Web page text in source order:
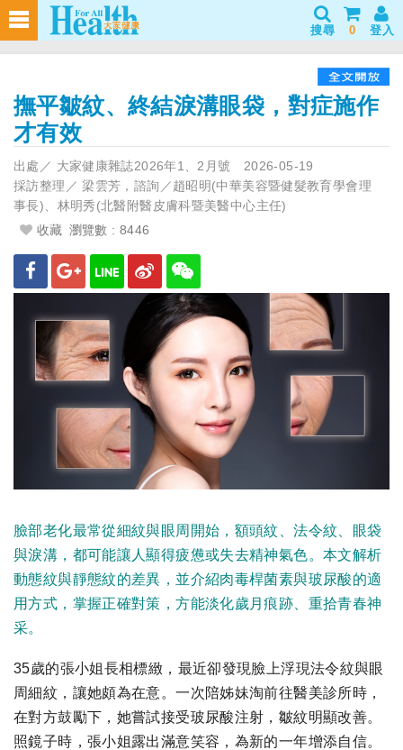
搜尋 0 登入
撫平皺紋、終結淚溝眼袋，對症施作
才有效
出處／ 大家健康雜誌2026年1、2月號 2026-05-19
採訪整理／ 梁雲芳，諮詢／趙昭明(中華美容暨健髮教育學會理
事長)、林明秀(北醫附醫皮膚科暨美醫中心主任)
收藏 瀏覽數 : 8446
臉部老化最常從細紋與眼周開始，額頭紋、法令紋、眼袋
與淚溝，都可能讓人顯得疲憊或失去精神氣色。本文解析
動態紋與靜態紋的差異，並介紹肉毒桿菌素與玻尿酸的適
用方式，掌握正確對策，方能淡化歲月痕跡、重拾青春神
采。
35歲的張小姐長相標緻，最近卻發現臉上浮現法令紋與眼
周細紋，讓她頗為在意。一次陪姊妹淘前往醫美診所時，
在對方鼓勵下，她嘗試接受玻尿酸注射，皺紋明顯改善。
照鏡子時，張小姐露出滿意笑容，為新的一年增添自信。